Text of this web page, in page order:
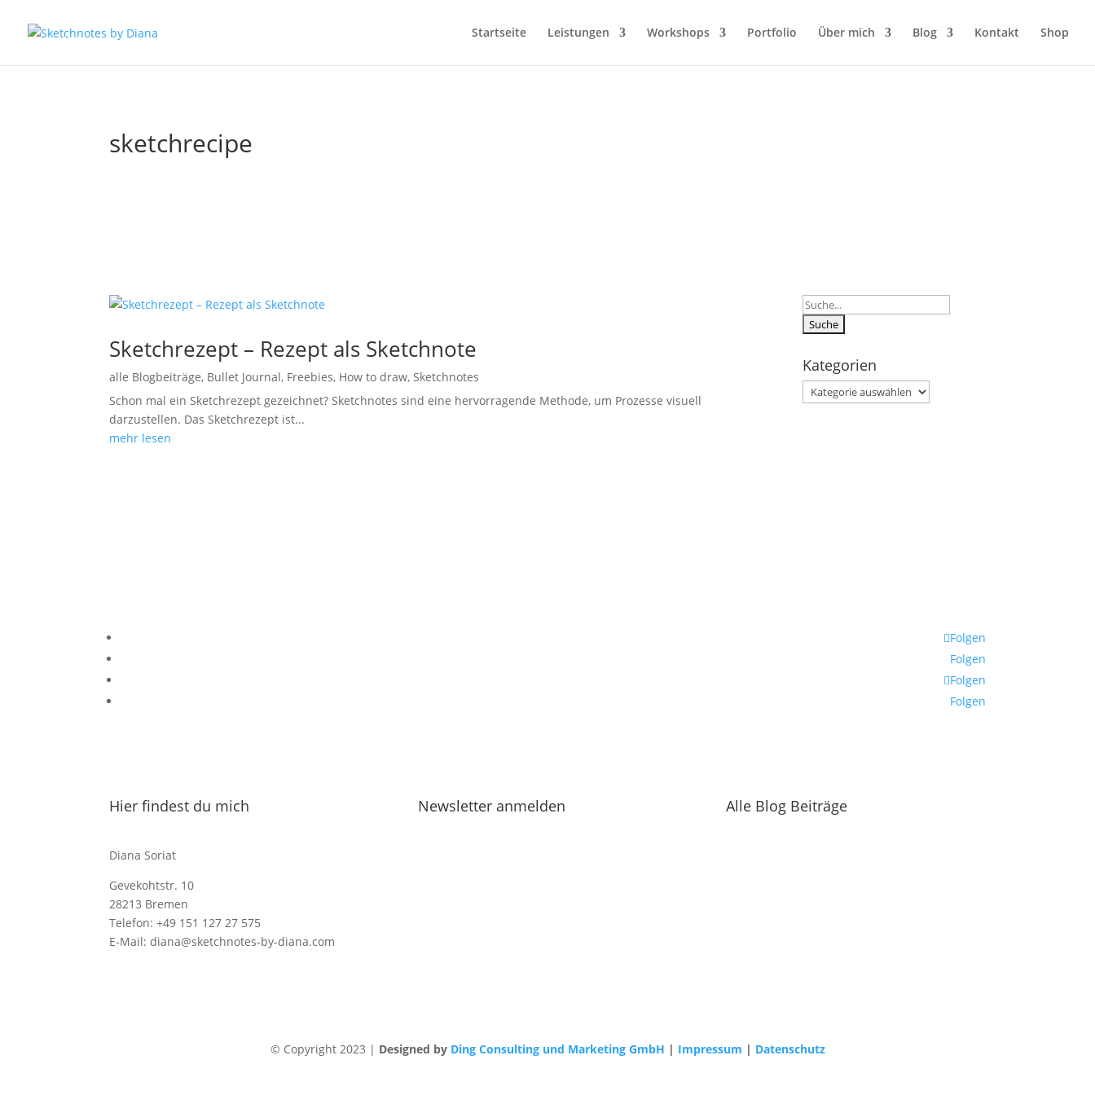
Startseite Leistungen Workshops Portfolio Über mich Blog Kontakt Shop
sketchrecipe
Sketchrezept – Rezept als Sketchnote
alle Blogbeiträge, Bullet Journal, Freebies, How to draw,Sketchnotes
Schon mal ein Sketchrezept gezeichnet? Sketchnotes sind eine hervorragende Methode, um Prozesse visuell
darzustellen. Das Sketchrezept ist...
mehr lesen
Suchen
nach:
Kategorien
Kategorien
Folgen
Folgen
Folgen
Folgen
Hier findest du mich
Diana Soriat
Gevekohtstr. 10
28213 Bremen
Telefon: +49 151 127 27 575
E-Mail: diana@sketchnotes-by-diana.com
Newsletter anmelden Alle Blog Beiträge
© Copyright 2023 | Designed by Ding Consulting und Marketing GmbH | Impressum | Datenschutz